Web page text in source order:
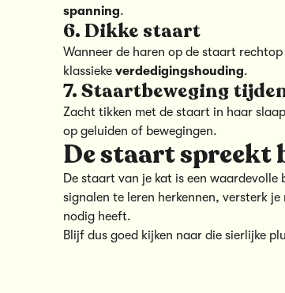
spanning.
6. Dikke staart
Wanneer de haren op de staart
klassieke verdedigingshouding.
7. Staartbeweging
Zacht tikken met de staart in haar
op geluiden of bewegingen.
Destaart spreekt
De staart van je kat is een
signalen te leren herkennen, versterk
nodig heeft.
Blijf dus goed kijken naar die sierlijke